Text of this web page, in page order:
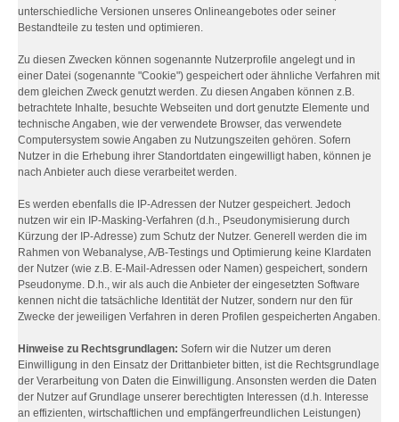
unterschiedliche Versionen unseres Onlineangebotes oder seiner
Bestandteile zu testen und optimieren.
Zu diesen Zwecken können sogenannte Nutzerprofile angelegt und in
einer Datei (sogenannte "Cookie") gespeichert oder ähnliche Verfahren mit
dem gleichen Zweck genutzt werden. Zu diesen Angaben können z.B.
betrachtete Inhalte, besuchte Webseiten und dort genutzte Elemente und
technische Angaben, wie der verwendete Browser, das verwendete
Computersystem sowie Angaben zu Nutzungszeiten gehören. Sofern
Nutzer in die Erhebung ihrer Standortdaten eingewilligt haben, können je
nach Anbieter auch diese verarbeitet werden.
Es werden ebenfalls die IP-Adressen der Nutzer gespeichert. Jedoch
nutzen wir ein IP-Masking-Verfahren (d.h., Pseudonymisierung durch
Kürzung der IP-Adresse) zum Schutz der Nutzer. Generell werden die im
Rahmen von Webanalyse, A/B-Testings und Optimierung keine Klardaten
der Nutzer (wie z.B. E-Mail-Adressen oder Namen) gespeichert, sondern
Pseudonyme. D.h., wir als auch die Anbieter der eingesetzten Software
kennen nicht die tatsächliche Identität der Nutzer, sondern nur den für
Zwecke der jeweiligen Verfahren in deren Profilen gespeicherten Angaben.
Hinweise zu Rechtsgrundlagen: Sofern wir die Nutzer um deren
Einwilligung in den Einsatz der Drittanbieter bitten, ist die Rechtsgrundlage
der Verarbeitung von Daten die Einwilligung. Ansonsten werden die Daten
der Nutzer auf Grundlage unserer berechtigten Interessen (d.h. Interesse
an effizienten, wirtschaftlichen und empfängerfreundlichen Leistungen)